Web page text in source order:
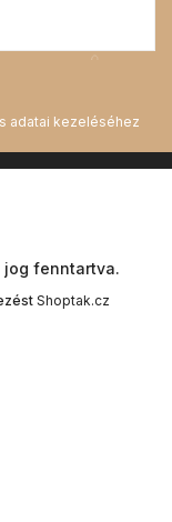
jog fenntartva.
Shoptak.cz